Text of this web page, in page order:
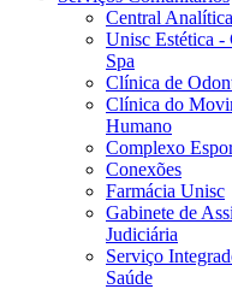
Central Analítica
Unisc Estética -
Spa
Clínica de
Clínica do
Humano
Complexo
Conexões
Farmácia Unisc
Gabinete de
Judiciária
Serviço
Saúde